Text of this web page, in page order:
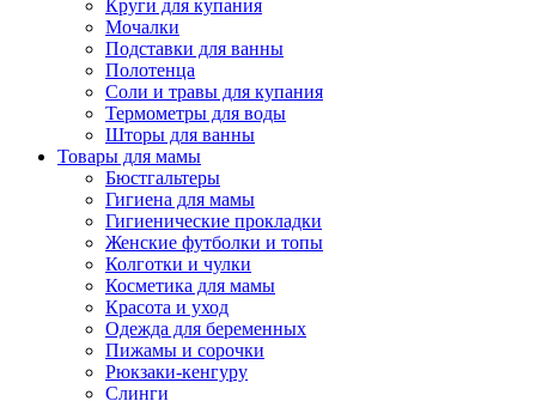
Круги для купания
Мочалки
Подставки для ванны
Полотенца
Соли и травы для купания
Термометры для воды
Шторы для ванны
Товары для мамы
Бюстгальтеры
Гигиена для мамы
Гигиенические прокладки
Женские футболки и топы
Колготки и чулки
Косметика для мамы
Красота и уход
Одежда для беременных
Пижамы и сорочки
Рюкзаки-кенгуру
Слинги